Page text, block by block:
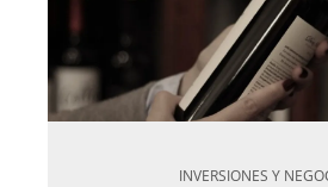
INVERSIONES Y